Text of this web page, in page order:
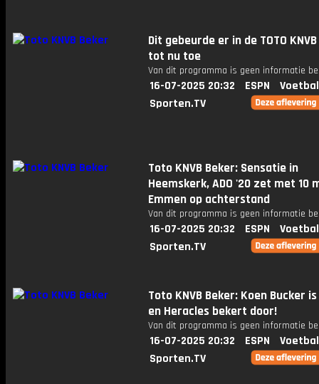
Dit gebeurde er in de TOTO
tot nu toe
Van dit programma is geen informatie
16-07-2025 20:32 ESPN
Sporten.TV
Toto KNVB Beker: Sensatie in
Heemskerk, ADO '20 zet met 10
Emmen op achterstand
Van dit programma is geen informatie
16-07-2025 20:32 ESPN
Sporten.TV
Toto KNVB Beker: Koen Bucker
en Heracles bekert door!
Van dit programma is geen informatie
16-07-2025 20:32 ESPN
Sporten.TV